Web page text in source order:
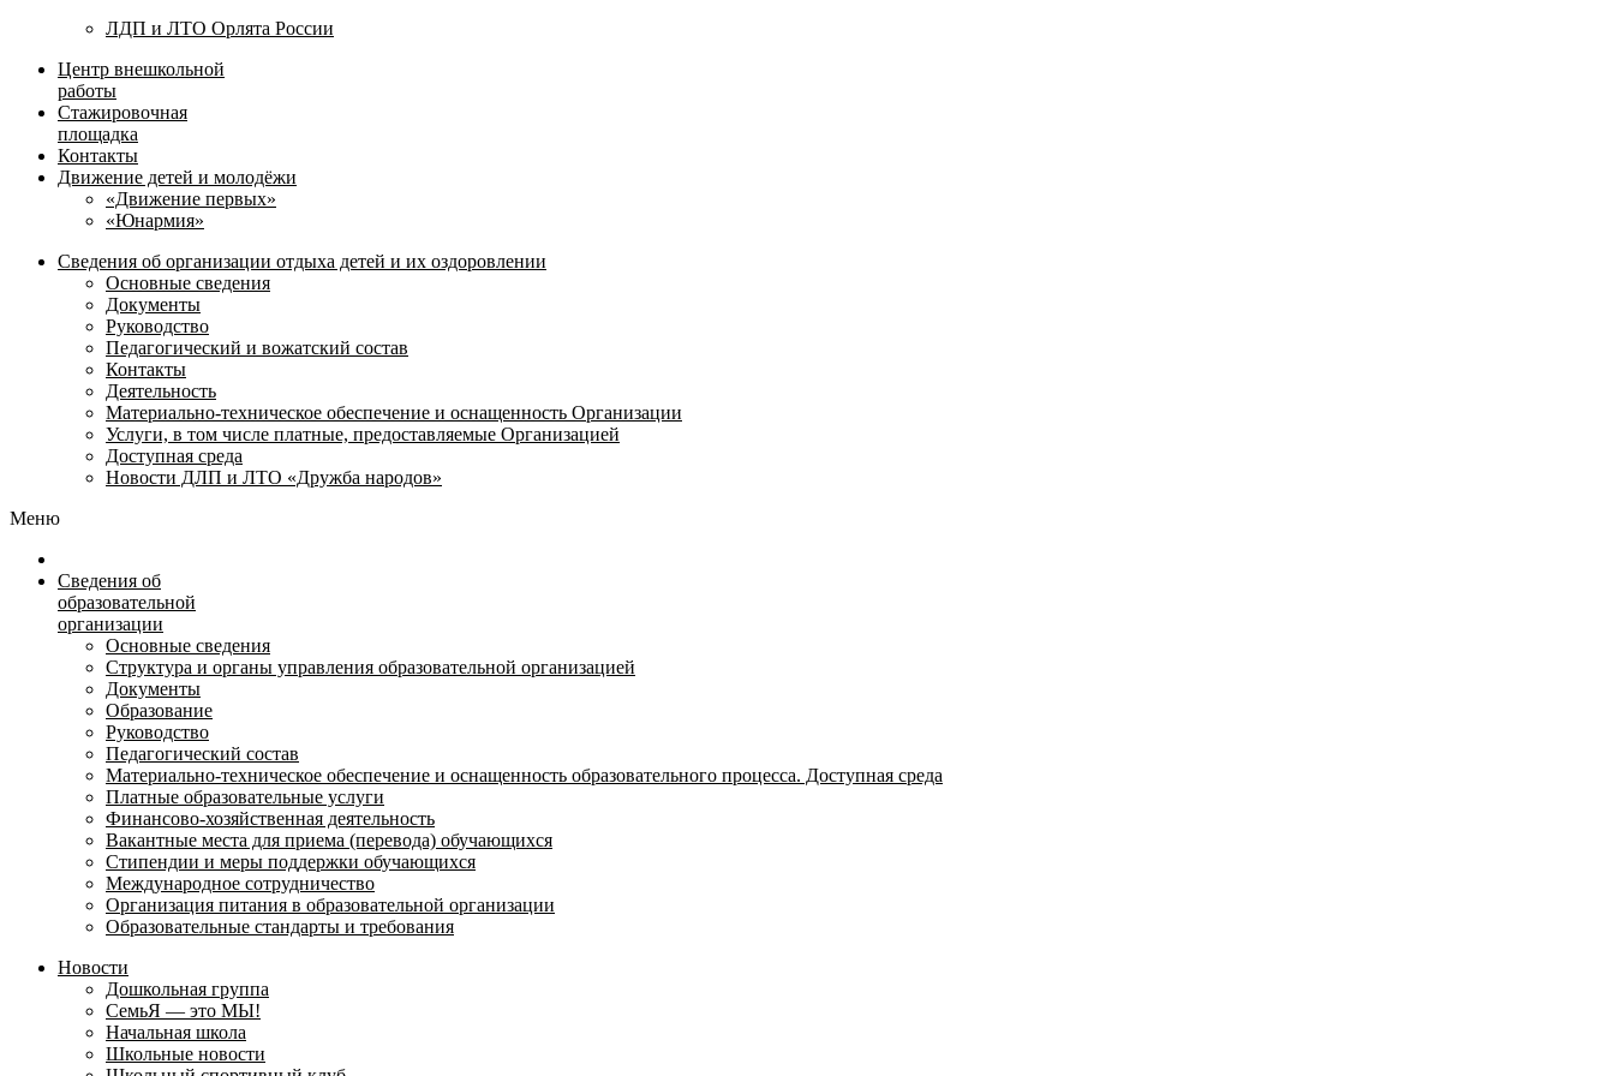
ЛДП и ЛТО Орлята России
Центр внешкольной
работы
Стажировочная
площадка
Контакты
Движение детей и молодёжи
«Движение первых»
«Юнармия»
Сведения об организации отдыха детей и их оздоровлении
Основные сведения
Документы
Руководство
Педагогический и вожатский состав
Контакты
Деятельность
Материально-техническое обеспечение и оснащенность Организации
Услуги, в том числе платные, предоставляемые Организацией
Доступная среда
Новости ДЛП и ЛТО «Дружба народов»
Меню
Сведения об
образовательной
организации
Основные сведения
Структура и органы управления образовательной организацией
Документы
Образование
Руководство
Педагогический состав
Материально-техническое обеспечение и оснащенность образовательного процесса. Доступная среда
Платные образовательные услуги
Финансово-хозяйственная деятельность
Вакантные места для приема (перевода) обучающихся
Стипендии и меры поддержки обучающихся
Международное сотрудничество
Организация питания в образовательной организации
Образовательные стандарты и требования
Новости
Дошкольная группа
СемьЯ — это МЫ!
Начальная школа
Школьные новости